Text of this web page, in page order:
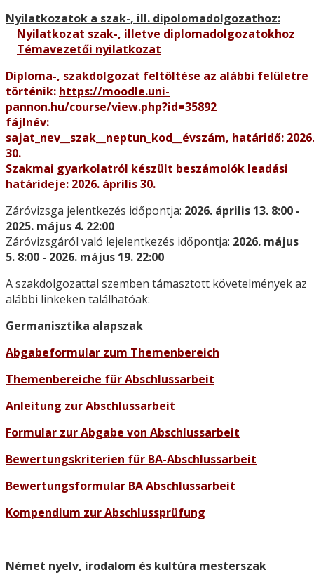
Nyilatkozatok a szak-, ill. dipolomadolgozathoz:
Nyilatkozat szak-, illetve diplomadolgozatokhoz
Témavezetői nyilatkozat
Diploma-, szakdolgozat feltöltése az alábbi felületre
történik: https://moodle.uni-
pannon.hu/course/view.php?id=35892
fájlnév:
sajat_nev__szak__neptun_kod__évszám, határidő:
30.
Szakmai gyarkolatról készült beszámolók leadási
határideje: 2026. április 30.
Záróvizsga jelentkezés időpontja: 2026. április 13. 8:00 -
2025. május 4. 22:00
Záróvizsgáról való lejelentkezés időpontja: 2026. május
5. 8:00 - 2026. május 19. 22:00
A szakdolgozattal szemben támasztott követelmények az
alábbi linkeken találhatóak:
Germanisztika alapszak
Abgabeformular zum Themenbereich
Themenbereiche für Abschlussarbeit
Anleitung zur Abschlussarbeit
Formular zur Abgabe von Abschlussarbeit
Bewertungskriterien für BA-Abschlussarbeit
Bewertungsformular BA Abschlussarbeit
Kompendium zur Abschlussprüfung
Német nyelv, irodalom és kultúra mesterszak